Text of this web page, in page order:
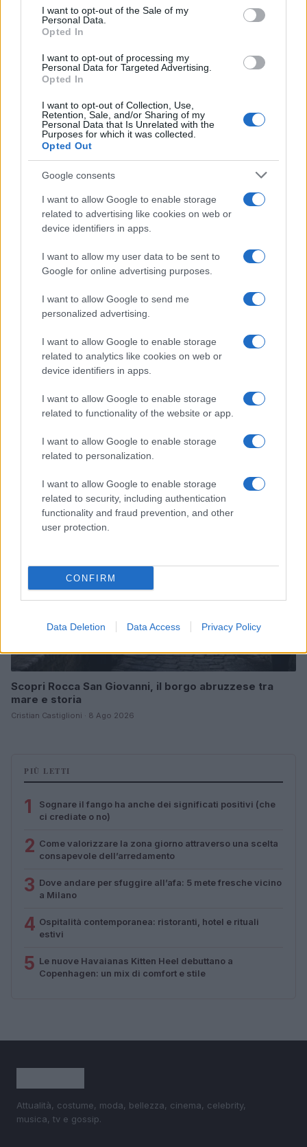
consent section.
I want to opt-out of the Sale of my
Personal Data.
Opted In
I want to opt-out of processing my
Personal Data for Targeted Advertising.
Opted In
I want to opt-out of Collection, Use,
Retention, Sale, and/or Sharing of my
Personal Data that Is Unrelated with the
Purposes for which it was collected.
Opted Out
Google consents
I want to allow Google to enable storage
related to advertising like cookies on web or
device identifiers in apps.
I want to allow my user data to be sent to
Google for online advertising purposes.
I want to allow Google to send me
personalized advertising.
I want to allow Google to enable storage
related to analytics like cookies on web or
device identifiers in apps.
I want to allow Google to enable storage
related to functionality of the website or app.
I want to allow Google to enable storage
related to personalization.
I want to allow Google to enable storage
related to security, including authentication
functionality and fraud prevention, and other
user protection.
CONFIRM
Data Deletion Data Access Privacy Policy
Sri Lanka: itinerari tra spiritualità, architettura e
spiagge paradisiache
Matteo Pellegrino · 8 Ago 2026
Copenhagen Fashion Week SS27: le novità che stanno
rivoluzionando la moda
Cristian Castiglioni · 8 Ago 2026
LIFESTYLE
Scopri Rocca San Giovanni, il borgo abruzzese tra
mare e storia
Cristian Castiglioni · 8 Ago 2026
PIÙ LETTI
1
Sognare il fango ha anche dei significati positivi (che
ci crediate o no)
2 Come valorizzare la zona giorno attraverso una scelta
consapevole dell’arredamento
3 Dove andare per sfuggire all’afa: 5 mete fresche vicino
a Milano
4 Ospitalità contemporanea: ristoranti, hotel e rituali
estivi
5 Le nuove Havaianas Kitten Heel debuttano a
Copenhagen: un mix di comfort e stile
Attualità, costume, moda, bellezza, cinema, celebrity,
musica, tv e gossip.